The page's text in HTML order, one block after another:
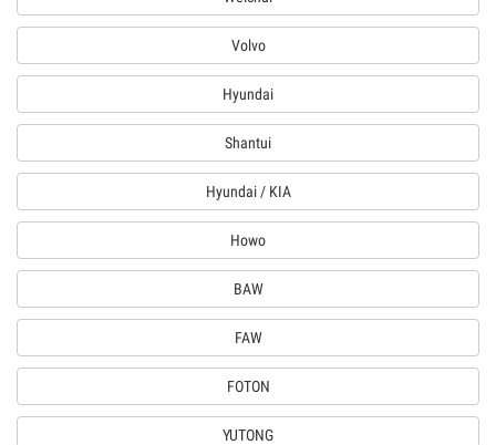
Volvo
Hyundai
Shantui
Hyundai / KIA
Howo
BAW
FAW
FOTON
YUTONG